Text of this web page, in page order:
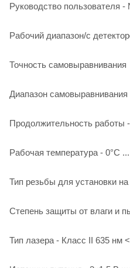
Руководство пользователя -
Рабочий диапазон/с
Точность
Диапазон
Продолжительность работы
Рабочая температура - 0°C
Тип резьбы для установки на
Степень защиты от влаги и
Тип лазера - Класс II 635 нм